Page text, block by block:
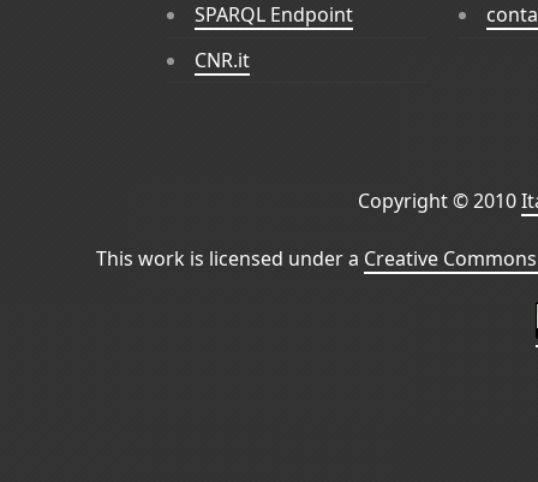
SPARQL Endpoint
CNR.it
Copyright © 2010
This work is licensed under a Creative